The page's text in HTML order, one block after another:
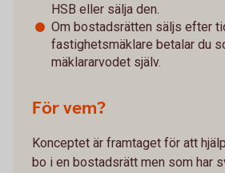
HSB eller sälja den.
Om bostadsrätten säljs efter
fastighetsmäklare betalar du
mäklararvodet själv.
För vem?
Konceptet är framtaget för att
bo i en bostadsrätt men som har